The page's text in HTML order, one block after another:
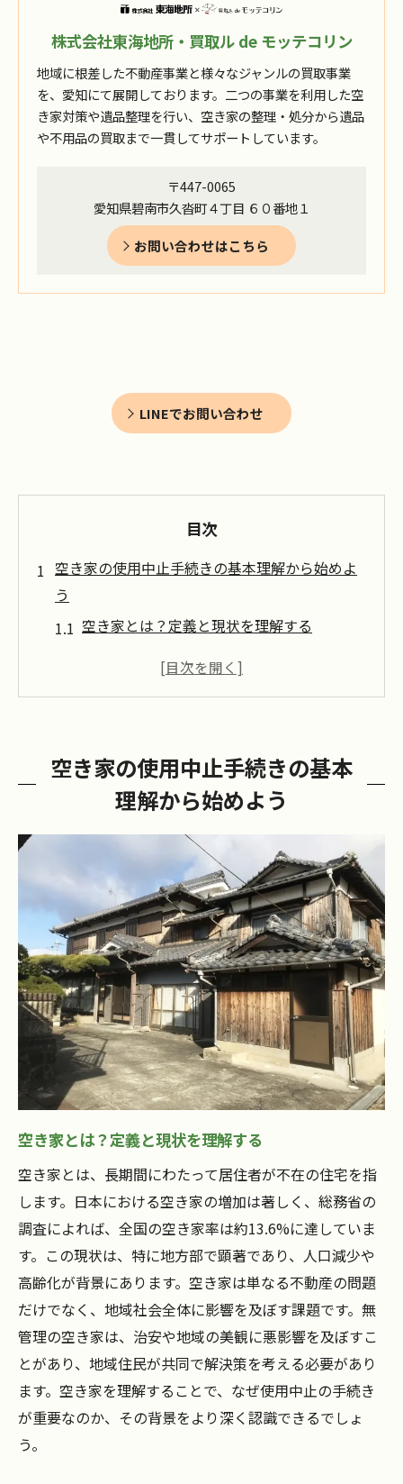
株式会社東海地所・買取ル de モッテコリン
地域に根差した不動産事業と様々なジャンルの買取事業
を、愛知にて展開しております。二つの事業を利用した空
き家対策や遺品整理を行い、空き家の整理・処分から遺品
や不用品の買取まで一貫してサポートしています。
〒447-0065
愛知県碧南市久沓町４丁目 ６０番地１
お問い合わせはこちら
LINEでお問い合わせ
目次
空き家の使用中止手続きの基本理解から始めよ
う
空き家とは？定義と現状を理解する
使用中止の必要性：社会的背景と個別事情
手続き
空き家使用中止のメリットとデメリット
地域別の空き家管理状況と手続きの違い
法的手続きが持つ重要性を空き家の観点で解説
空き家の法的定義と関連法規を学ぶ
使用中止に伴う登記変更とその手続き
空き家管理に関する行政の役割と支援策
法的手続きを怠った場合のリスクと対策
空き家所有者の法的責任と義務
相談すべき専門家とその選び方
空き家使用中止で失敗しないためのチェックリ
スト
使用中止前に確認すべき基本事項
手続き必要書類の一覧と準備方法
地域ごとの手続きの違いを確認する
トラブル防止のためのコミュニケーション
術
定期的な点検とメンテナンスの重要性
空き家管理のための保険の加入方法
実践的な空き家管理：使用中止手続きのポイン
ト
空き家の状態を把握するための初期調査法
空き家の使用中止手続きの基本
理解から始めよう
空き家とは？定義と現状を理解する
空き家とは、長期間にわたって居住者が不在の住宅を指
します。日本における空き家の増加は著しく、総務省の
調査によれば、全国の空き家率は約13.6%に達していま
す。この現状は、特に地方部で顕著であり、人口減少や
高齢化が背景にあります。空き家は単なる不動産の問題
だけでなく、地域社会全体に影響を及ぼす課題です。無
管理の空き家は、治安や地域の美観に悪影響を及ぼすこ
とがあり、地域住民が共同で解決策を考える必要があり
ます。空き家を理解することで、なぜ使用中止の手続き
が重要なのか、その背景をより深く認識できるでしょ
う。